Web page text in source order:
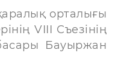
орталығы
VIII Съезінің
Бауыржан